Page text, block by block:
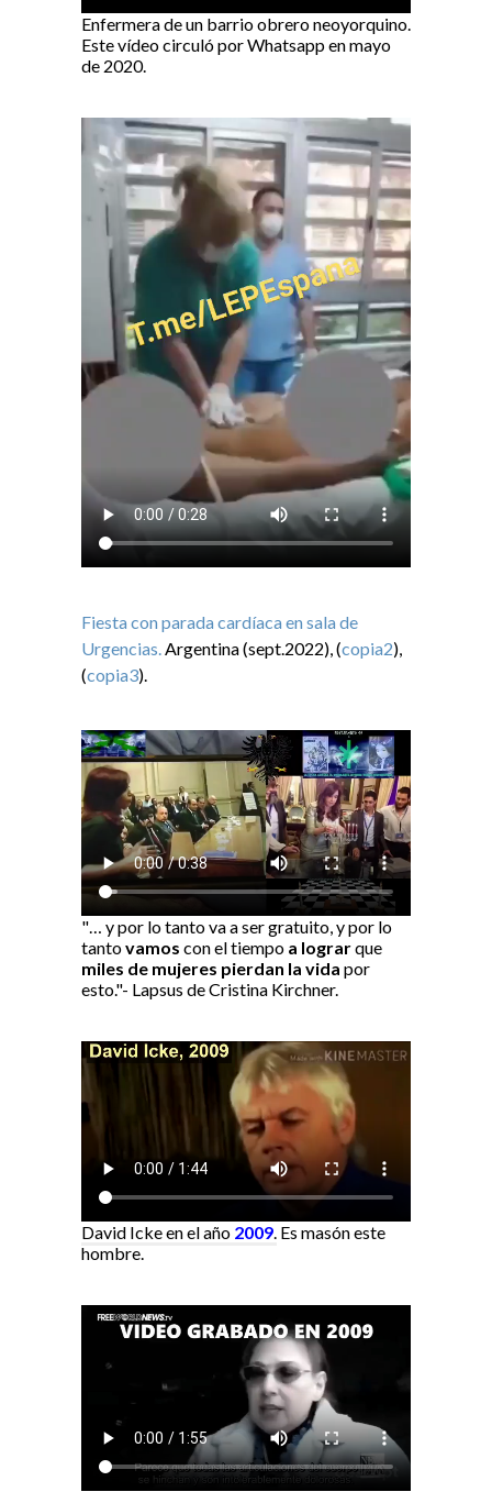
Enfermera de un barrio obrero neoyorquino.
Este vídeo circuló por Whatsapp en mayo
de 2020.
Fiesta con parada cardíaca en sala de
Urgencias.Argentina (sept.2022), (copia2),
(copia3).
"… y por lo tanto va a ser gratuito, y por lo
tantovamos con el tiempo a lograrque
miles de mujeres pierdan la vida por
esto."- Lapsus de Cristina Kirchner.
David Icke en el año 2009. Es masón este
hombre.